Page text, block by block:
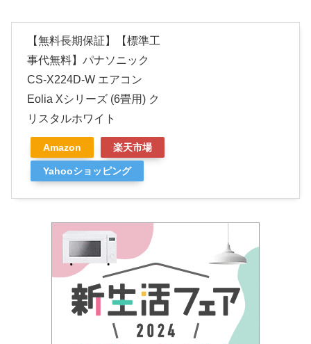
【無料長期保証】【標準工
事代無料】パナソニック
CS-X224D-W エアコン
Eolia Xシリーズ (6畳用) ク
リスタルホワイト
Amazon 楽天市場
Yahooショッピング